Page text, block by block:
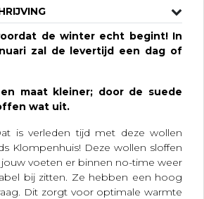
de winter echt begint! In
zal de levertijd een dag of
maat kleiner; door de suede
wat uit.
is verleden tijd met deze wollen
Klompenhuis! Deze wollen sloffen
voeten er binnen no-time weer
bij zitten. Ze hebben een hoog
Dit zorgt voor optimale warmte